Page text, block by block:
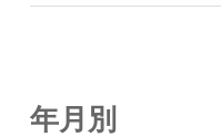
年月別